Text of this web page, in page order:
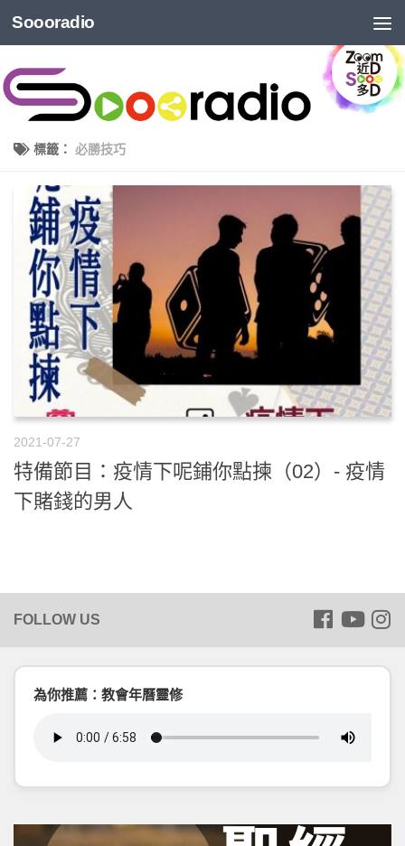
Soooradio
標籤： 必勝技巧
2021-07-27
特備節目：疫情下呢鋪你點揀（02）- 疫情
下賭錢的男人
為你推薦：教會年曆靈修